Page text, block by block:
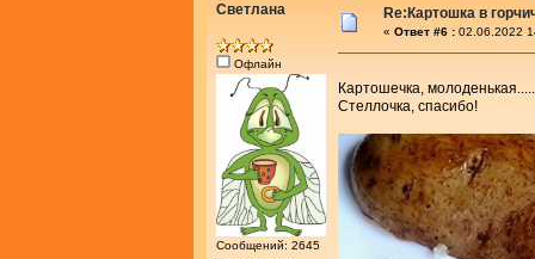
Светлана
Офлайн
Сообщений: 2645
Re:Картошка в
« Ответ #6 : 02.06.2022
Картошечка,
Стеллочка, спасибо!